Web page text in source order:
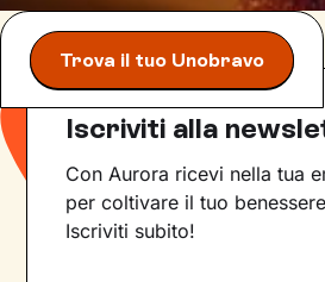
Trova il tuo Unobravo
Iscriviti alla
Con Aurora ricevi nella tua
per coltivare il tuo
Iscriviti subito!